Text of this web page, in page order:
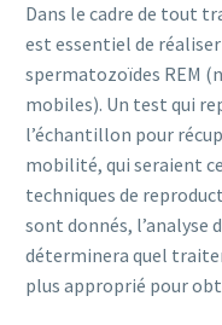
Dans le cadre de tout
est essentiel de
spermatozoïdes REM
mobiles). Un test qui
l’échantillon pour
mobilité, qui seraient
techniques de
sont donnés, l’analyse
déterminera quel
plus approprié pour